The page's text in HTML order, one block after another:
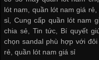
lót nam, quần lót nam giá
sỉ
Cung cấp quần lót nam
chia sẻ ,Tin tức
Bí quyết
chọn sandal phù hợp với đôi
rẻ ,quần lót nam giá sỉ